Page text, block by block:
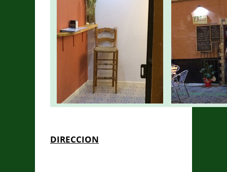
DIRECCION
Enviar Mensaje